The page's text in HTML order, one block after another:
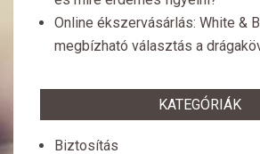
Online ékszervásárlás: White &
megbízható választás a
KATEGÓRIÁK
Biztosítás